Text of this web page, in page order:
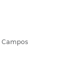
Campos